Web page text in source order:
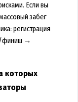
Если вы
забег
регистрация
финиш →
которых